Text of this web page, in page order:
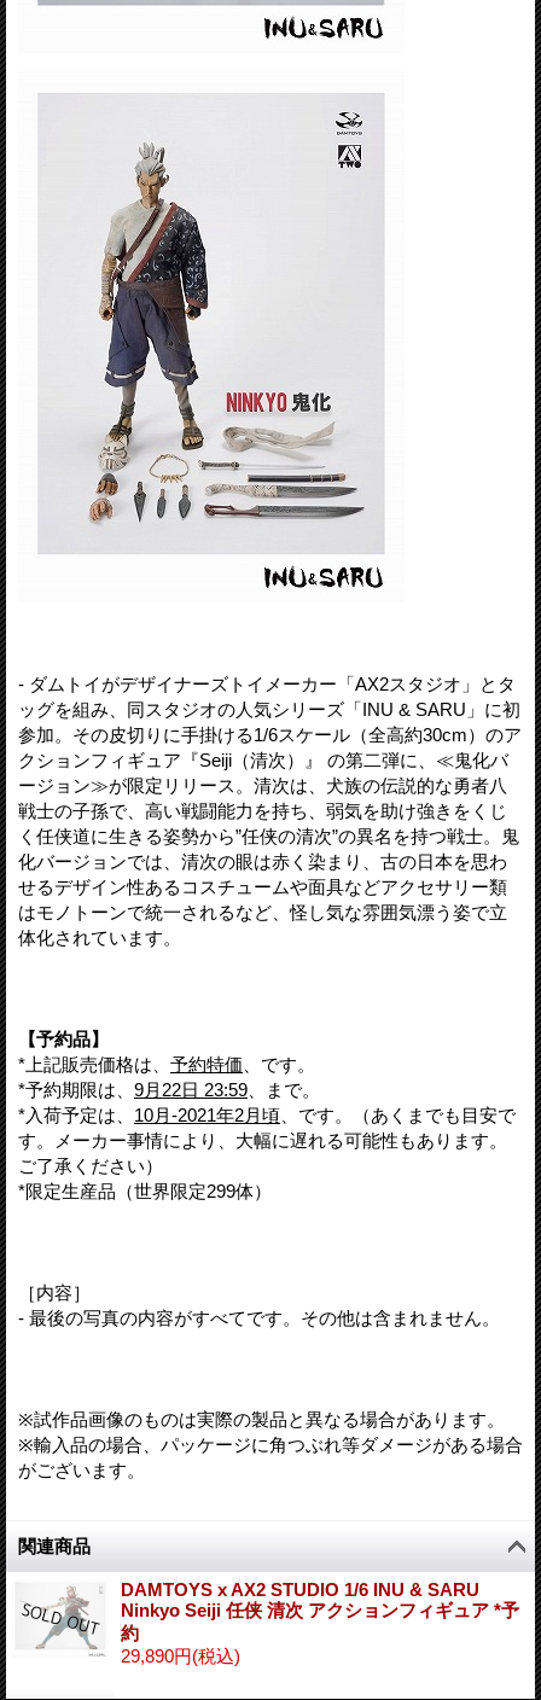
- ダムトイがデザイナーズトイメーカー「AX2スタジオ」とタ
ッグを組み、同スタジオの人気シリーズ「INU & SARU」に初
参加。その皮切りに手掛ける1/6スケール（全高約30cm）のア
クションフィギュア『Seiji（清次）』 の第二弾に、≪鬼化バ
ージョン≫が限定リリース。清次は、犬族の伝説的な勇者八
戦士の子孫で、高い戦闘能力を持ち、弱気を助け強きをくじ
く任侠道に生きる姿勢から”任侠の清次”の異名を持つ戦士。鬼
化バージョンでは、清次の眼は赤く染まり、古の日本を思わ
せるデザイン性あるコスチュームや面具などアクセサリー類
はモノトーンで統一されるなど、怪し気な雰囲気漂う姿で立
体化されています。
【予約品】
*上記販売価格は、 予約特価 、です。
*予約期限は、 9月22日 23:59 、まで。
*入荷予定は、 10月-2021年2月頃 、です。（あくまでも目安で
す。メーカー事情により、大幅に遅れる可能性もあります。
ご了承ください）
*限定生産品（世界限定299体）
［内容］
- 最後の写真の内容がすべてです。その他は含まれません。
※試作品画像のものは実際の製品と異なる場合があります。
※輸入品の場合、パッケージに角つぶれ等ダメージがある場合
がございます。
関連商品
DAMTOYS x AX2 STUDIO 1/6 INU & SARU
Ninkyo Seiji 任侠 清次 アクションフィギュア *予
約
29,890円(税込)